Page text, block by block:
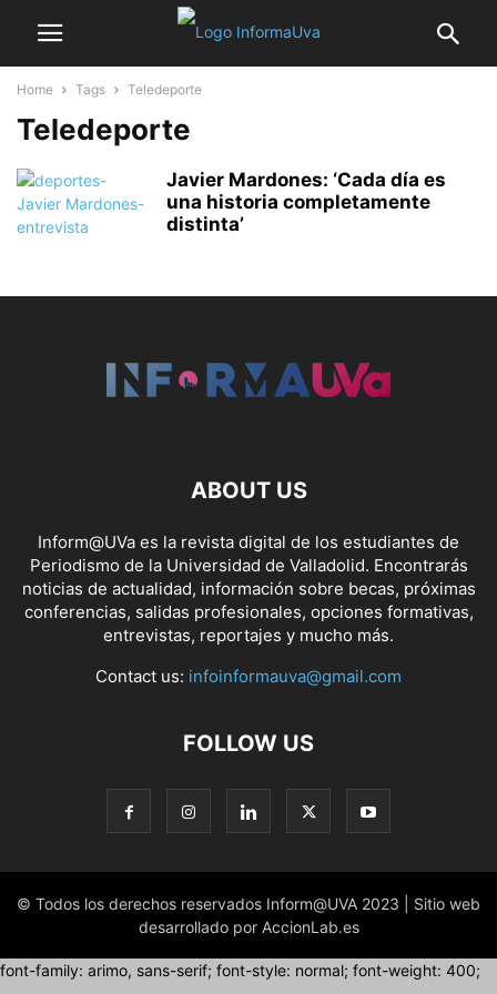
Home Tags Teledeporte
Teledeporte
Javier Mardones: ‘Cada día es
una historia completamente
distinta’
ABOUT US
Inform@UVa es la revista digital de los estudiantes de
Periodismo de la Universidad de Valladolid. Encontrarás
noticias de actualidad, información sobre becas, próximas
conferencias, salidas profesionales, opciones formativas,
entrevistas, reportajes y mucho más.
Contact us: infoinformauva@gmail.com
FOLLOW US
© Todos los derechos reservados Inform@UVA 2023 | Sitio web
desarrollado por AccionLab.es
font-family: arimo, sans-serif; font-style: normal; font-weight: 400;